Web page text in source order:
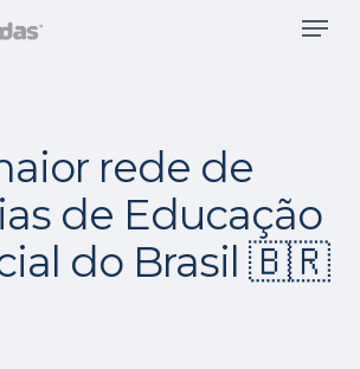
rede de
de Educação
do Brasil 🇧🇷